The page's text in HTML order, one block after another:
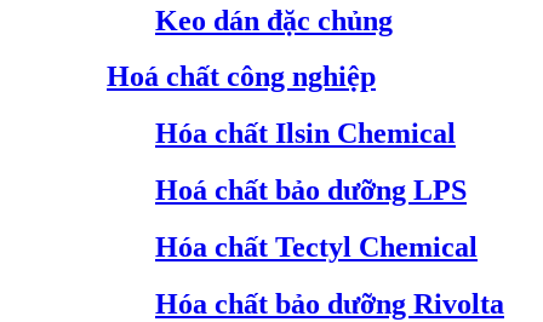
Keo dán đặc chủng
Hoá chất công nghiệp
Hóa chất Ilsin Chemical
Hoá chất bảo dưỡng LPS
Hóa chất Tectyl Chemical
Hóa chất bảo dưỡng Rivolta